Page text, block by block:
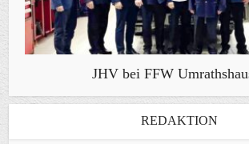
JHV bei FFW
REDAKTION